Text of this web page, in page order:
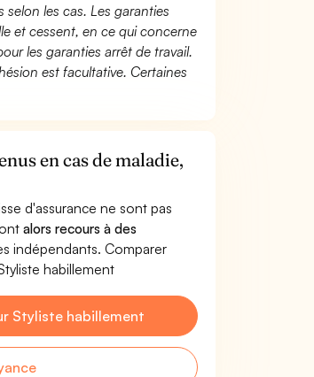
selon les cas. Les garanties
et cessent, en ce qui concerne
les garanties arrêt de travail.
est facultative. Certaines
en cas de maladie,
d'assurance ne sont pas
alors recours à des
indépendants. Comparer
habillement
Styliste habillement